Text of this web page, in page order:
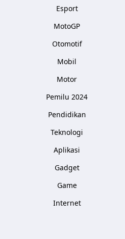
Esport
MotoGP
Otomotif
Mobil
Motor
Pemilu 2024
Pendidikan
Teknologi
Aplikasi
Gadget
Game
Internet